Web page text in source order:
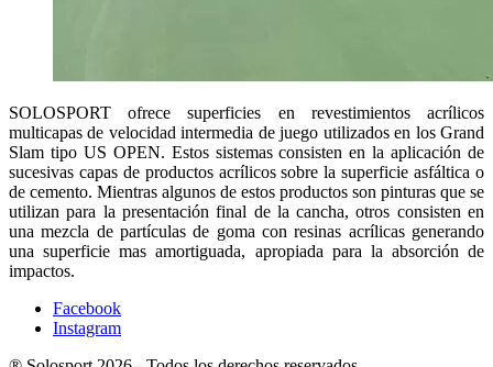
SOLOSPORT ofrece superficies en revestimientos acrílicos
multicapas de velocidad intermedia de juego utilizados en los Grand
Slam tipo US OPEN. Estos sistemas consisten en la aplicación de
sucesivas capas de productos acrílicos sobre la superficie asfáltica o
de cemento. Mientras algunos de estos productos son pinturas que se
utilizan para la presentación final de la cancha, otros consisten en
una mezcla de partículas de goma con resinas acrílicas generando
una superficie mas amortiguada, apropiada para la absorción de
impactos.
Facebook
Instagram